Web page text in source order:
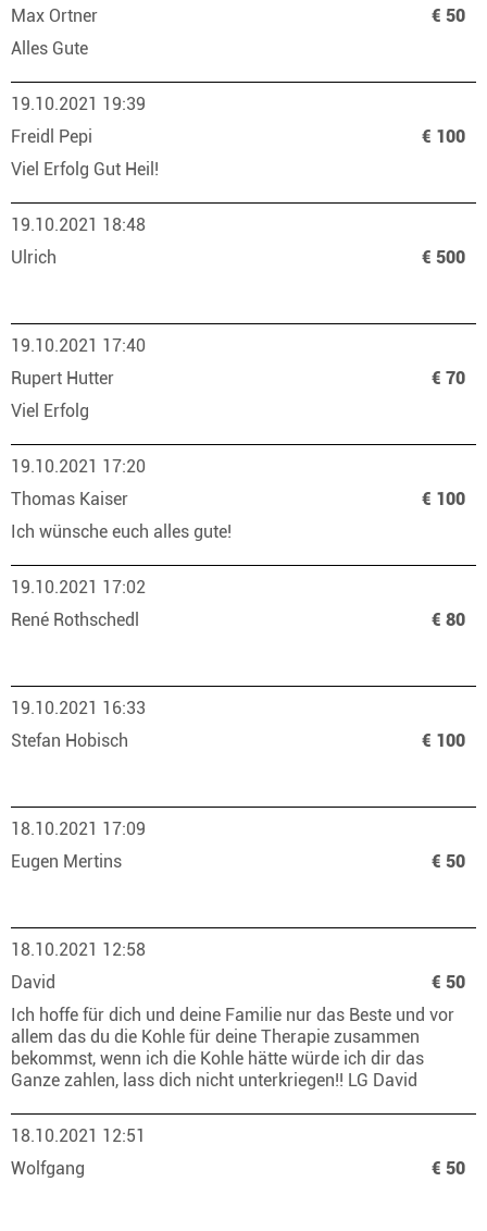
Max Ortner
€ 50
Alles Gute
19.10.2021 19:39
Freidl Pepi
€ 100
Viel Erfolg Gut Heil!
19.10.2021 18:48
Ulrich
€ 500
19.10.2021 17:40
Rupert Hutter
€ 70
Viel Erfolg
19.10.2021 17:20
Thomas Kaiser
€ 100
Ich wünsche euch alles gute!
19.10.2021 17:02
René Rothschedl
€ 80
19.10.2021 16:33
Stefan Hobisch
€ 100
18.10.2021 17:09
Eugen Mertins
€ 50
18.10.2021 12:58
David
€ 50
Ich hoffe für dich und deine Familie nur das Beste und vor
allem das du die Kohle für deine Therapie zusammen
bekommst, wenn ich die Kohle hätte würde ich dir das
Ganze zahlen, lass dich nicht unterkriegen!! LG David
18.10.2021 12:51
Wolfgang
€ 50